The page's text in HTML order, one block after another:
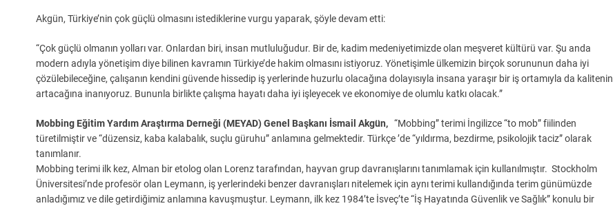
Akgün, Türkiye’nin çok güçlü olmasını istediklerine vurgu yaparak, şöyle devam etti:
“Çok güçlü olmanın yolları var. Onlardan biri, insan mutluluğudur. Bir de, kadim medeniyetimizde olan meşveret kültürü var. Şu anda
modern adıyla yönetişim diye bilinen kavramın Türkiye’de hakim olmasını istiyoruz. Yönetişimle ülkemizin birçok sorununun daha iyi
çözülebileceğine, çalışanın kendini güvende hissedip iş yerlerinde huzurlu olacağına dolayısıyla insana yaraşır bir iş ortamıyla da kalitenin
artacağına inanıyoruz. Bununla birlikte çalışma hayatı daha iyi işleyecek ve ekonomiye de olumlu katkı olacak.”
Mobbing Eğitim Yardım Araştırma Derneği (MEYAD) Genel Başkanı İsmail Akgün, “Mobbing” terimi İngilizce “to mob” fiilinden
türetilmiştir ve “düzensiz, kaba kalabalık, suçlu güruhu” anlamına gelmektedir. Türkçe ’de “yıldırma, bezdirme, psikolojik taciz” olarak
tanımlanır.
Mobbing terimi ilk kez, Alman bir etolog olan Lorenz tarafından, hayvan grup davranışlarını tanımlamak için kullanılmıştır. Stockholm
Üniversitesi’nde profesör olan Leymann, iş yerlerindeki benzer davranışları nitelemek için aynı terimi kullandığında terim günümüzde
anladığımız ve dile getirdiğimiz anlamına kavuşmuştur. Leymann, ilk kez 1984’te İsveç’te “İş Hayatında Güvenlik ve Sağlık” konulu bir